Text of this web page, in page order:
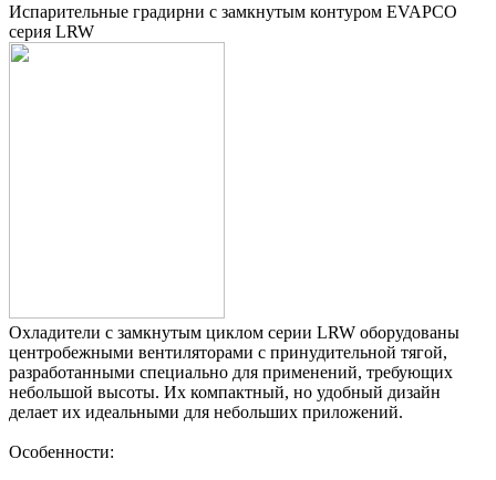
Испарительные градирни с замкнутым контуром EVAPCO
серия LRW
Охладители с замкнутым циклом серии LRW оборудованы
центробежными вентиляторами с принудительной тягой,
разработанными специально для применений, требующих
небольшой высоты. Их компактный, но удобный дизайн
делает их идеальными для небольших приложений.
Особенности: